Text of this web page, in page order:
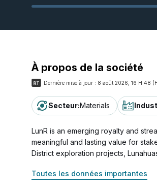
À propos de la société
Dernière mise à jour : 8 août 2026, 16 H 48
Secteur:Materials
LunR is an emerging royalty and
meaningful and lasting value for
District exploration projects,
Toutes les données importantes